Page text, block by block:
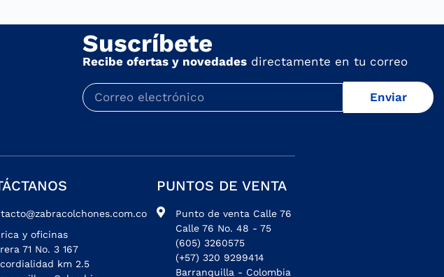
Suscríbete
Recibe ofertas y novedadesdirectamente en tu correo
Enviar
y oficinas
71 No. 3 167
km 2.5
PUNTOS DE VENTA
Punto de venta Calle 76
Calle 76 No. 48 - 75
(605) 3260575
(+57) 320 9299414
Barranquilla - Colombia